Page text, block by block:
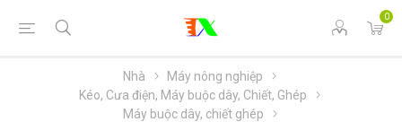
0
Nhà
Máy nông nghiệp
Kéo, Cưa điện, Máy buộc dây, Chiết, Ghép
Máy buộc dây, chiết ghép